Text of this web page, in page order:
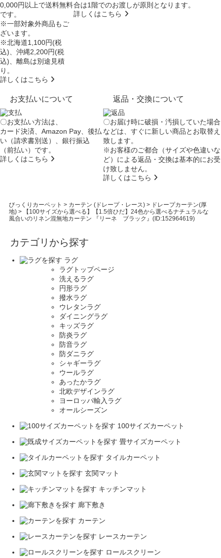
0,000円以上で送料無料
です。
※一部対象外商品もご
ざいます。
※北海道1,100円(税
込)、沖縄2,200円(税
込)、離島は別途見積
り。
詳しくはこちら
合は1階でのお渡しが原則となります。
詳しくはこちら
お支払いについて
〇お支払い方法は、
カード決済、Amazon Pay、後払
い（請求書別送）、銀行振込
（前払い）です。
詳しくはこちら
返品・交換について
〇お届け時に破損・汚損していた場合
などは、すぐに新しい商品とお取替え
致します。
※お客様のご都合（サイズや色違いな
ど）による返品・交換は基本的にお受
け致しません。
詳しくはこちら
びっくりカーペット > カーテン (ドレープ・レース)> ドレープカーテン(厚
地)>
【100サイズから選べる】【1.5倍ひだ】24色から選べるナチュラルな
風合いのリネン混無地カーテン 『リーネ ブラック』(ID:152964619)
カテゴリから探す
ラグ
ラグトップページ
洗えるラグ
円形ラグ
撥水ラグ
ウレタンラグ
ダイニングラグ
キッズラグ
防炎ラグ
防音ラグ
防ダニラグ
シャギーラグ
ウールラグ
あったかラグ
北欧デザインラグ
ヨーロッパ輸入ラグ
オールシーズン
100サイズカーペット
畳サイズカーペット
タイルカーペット
玄関マット
キッチンマット
廊下敷き
カーテン
レースカーテン
ロールスクリーン